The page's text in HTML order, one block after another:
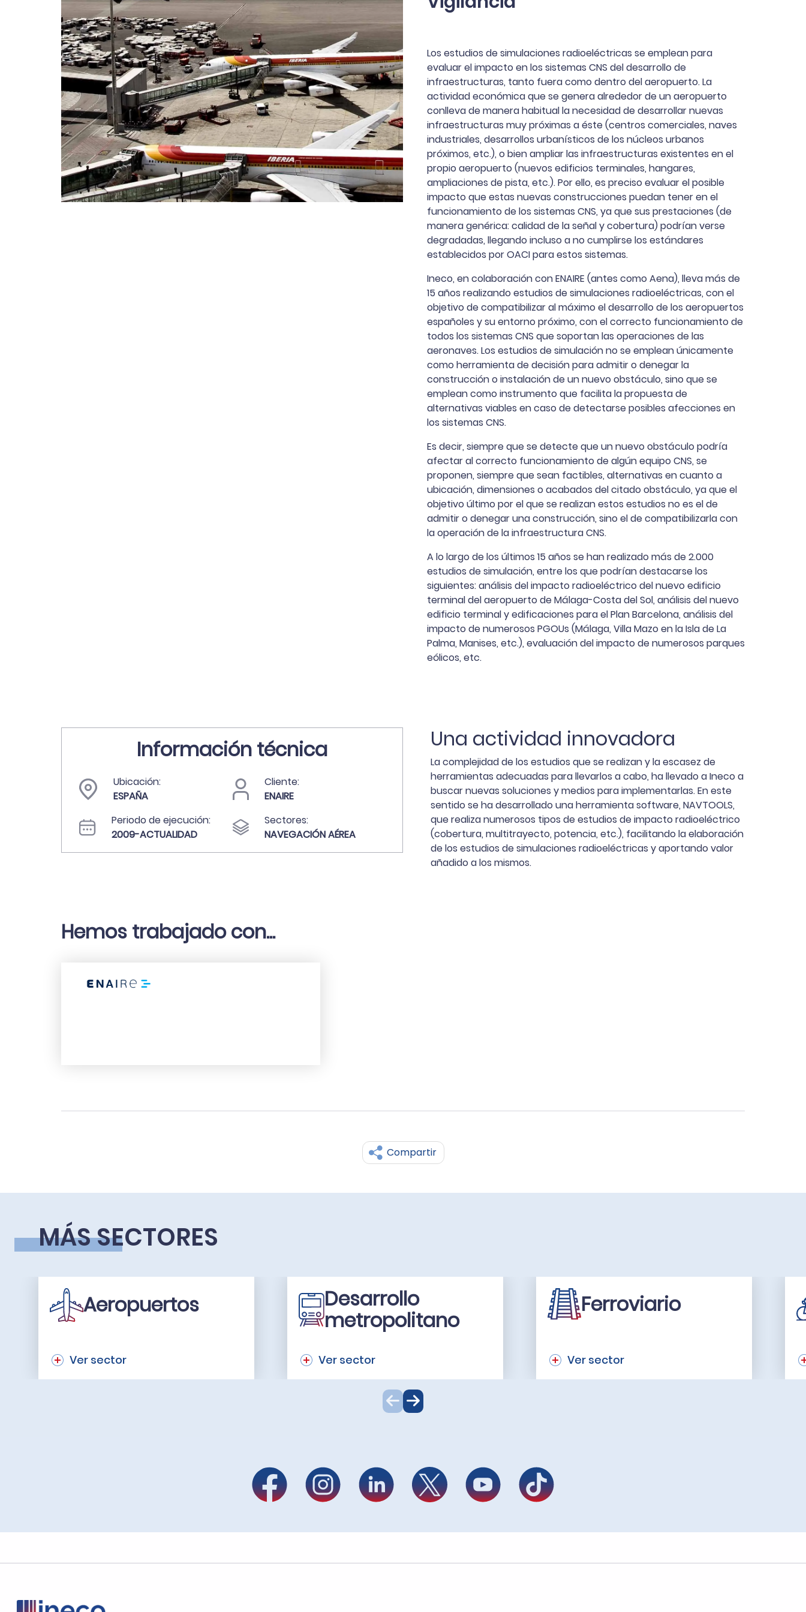
Los estudios de simulaciones radioeléctricas se emplean para
evaluar el impacto en los sistemas CNS del desarrollo de
infraestructuras, tanto fuera como dentro del aeropuerto. La
actividad económica que se genera alrededor de un aeropuerto
conlleva de manera habitual la necesidad de desarrollar nuevas
infraestructuras muy próximas a éste (centros comerciales, naves
industriales, desarrollos urbanísticos de los núcleos urbanos
próximos, etc.), o bien ampliar las infraestructuras existentes en el
propio aeropuerto (nuevos edificios terminales, hangares,
ampliaciones de pista, etc.). Por ello, es preciso evaluar el posible
impacto que estas nuevas construcciones puedan tener en el
funcionamiento de los sistemas CNS, ya que sus prestaciones (de
manera genérica: calidad de la señal y cobertura) podrían verse
degradadas, llegando incluso a no cumplirse los estándares
establecidos por OACI para estos sistemas.
Ineco, en colaboración con ENAIRE (antes como Aena), lleva más de
15 años realizando estudios de simulaciones radioeléctricas, con el
objetivo de compatibilizar al máximo el desarrollo de los aeropuertos
españoles y su entorno próximo, con el correcto funcionamiento de
todos los sistemas CNS que soportan las operaciones de las
aeronaves. Los estudios de simulación no se emplean únicamente
como herramienta de decisión para admitir o denegar la
construcción o instalación de un nuevo obstáculo, sino que se
emplean como instrumento que facilita la propuesta de
alternativas viables en caso de detectarse posibles afecciones en
los sistemas CNS.
Es decir, siempre que se detecte que un nuevo obstáculo podría
afectar al correcto funcionamiento de algún equipo CNS, se
proponen, siempre que sean factibles, alternativas en cuanto a
ubicación, dimensiones o acabados del citado obstáculo, ya que el
objetivo último por el que se realizan estos estudios no es el de
admitir o denegar una construcción, sino el de compatibilizarla con
la operación de la infraestructura CNS.
A lo largo de los últimos 15 años se han realizado más de 2.000
estudios de simulación, entre los que podrían destacarse los
siguientes: análisis del impacto radioeléctrico del nuevo edificio
terminal del aeropuerto de Málaga-Costa del Sol, análisis del nuevo
edificio terminal y edificaciones para el Plan Barcelona, análisis del
impacto de numerosos PGOUs (Málaga, Villa Mazo en la Isla de La
Palma, Manises, etc.), evaluación del impacto de numerosos parques
eólicos, etc.
Información técnica
Ubicación:
ESPAÑA
Cliente:
ENAIRE
Periodo de ejecución:
2009-ACTUALIDAD
Sectores:
NAVEGACIÓN AÉREA
Una actividad innovadora
La complejidad de los estudios que se realizan y la escasez de
herramientas adecuadas para llevarlos a cabo, ha llevado a Ineco a
buscar nuevas soluciones y medios para implementarlas. En este
sentido se ha desarrollado una herramienta software, NAVTOOLS,
que realiza numerosos tipos de estudios de impacto radioeléctrico
(cobertura, multitrayecto, potencia, etc.), facilitando la elaboración
de los estudios de simulaciones radioeléctricas y aportando valor
añadido a los mismos.
Hemos trabajado con...
Compartir
MÁS SECTORES
Aeropuertos
Ver sector
Desarrollo
metropolitano
Ver sector
Ferroviario
Ver sector